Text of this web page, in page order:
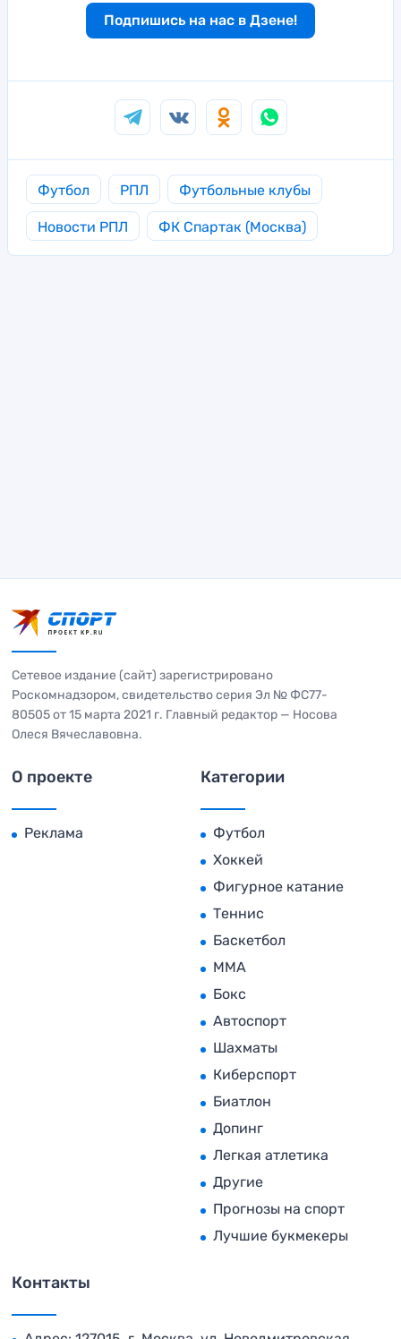
Подпишись на нас в Дзене!
Футбол РПЛ Футбольные клубы
Новости РПЛ ФК Спартак (Москва)
Сетевое издание (сайт) зарегистрировано
Роскомнадзором, свидетельство серия Эл № ФС77-
80505 от 15 марта 2021 г. Главный редактор — Носова
Олеся Вячеславовна.
О проекте
Реклама
Категории
Футбол
Хоккей
Фигурное катание
Теннис
Баскетбол
MMA
Бокс
Автоспорт
Шахматы
Киберспорт
Биатлон
Допинг
Легкая атлетика
Другие
Прогнозы на спорт
Лучшие букмекеры
Контакты